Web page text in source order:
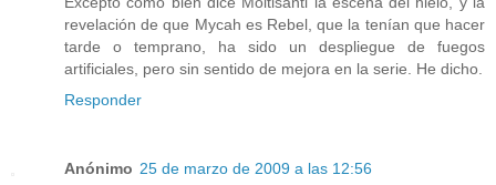
revelación de que Mycah es Rebel, que la tenían que hacer
tarde o temprano, ha sido un despliegue de fuegos
artificiales, pero sin sentido de mejora en la serie. He dicho.
Responder
Anónimo 25 de marzo de 2009 a las 12:56